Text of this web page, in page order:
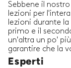
Sebbene il
lezioni per
lezioni durante
primo e il
un'altra un po'
garantire che la
Esperti